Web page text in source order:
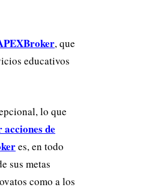
, que
educativos
lo que
de
es, en todo
sus metas
como a los